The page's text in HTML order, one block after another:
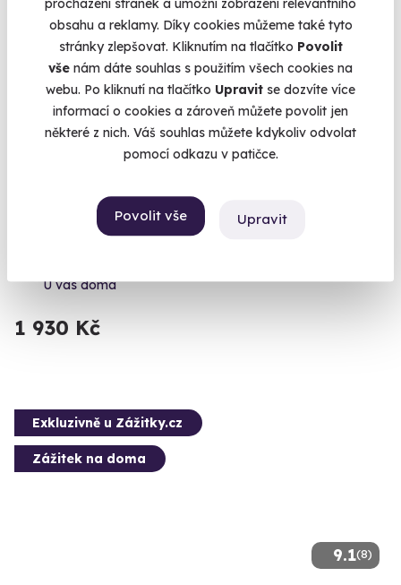
procházení stránek a umožní zobrazení relevantního
obsahu a reklamy. Díky cookies můžeme také tyto
stránky zlepšovat. Kliknutím na tlačítko Povolit
vše nám dáte souhlas s použitím všech cookies na
webu. Po kliknutí na tlačítko Upravit se dozvíte více
informací o cookies a zároveň můžete povolit jen
některé z nich. Váš souhlas můžete kdykoliv odvolat
pomocí odkazu v patičce.
Povolit vše Upravit
Exkluzivně u Zážitky.cz
Zážitek na doma
Dárkový balíček šesti druhů italských vín +
videodegustace se someliérem
U vás doma
1 930 Kč
9.1(8)
Exkluzivně u Zážitky.cz
Zážitek na doma